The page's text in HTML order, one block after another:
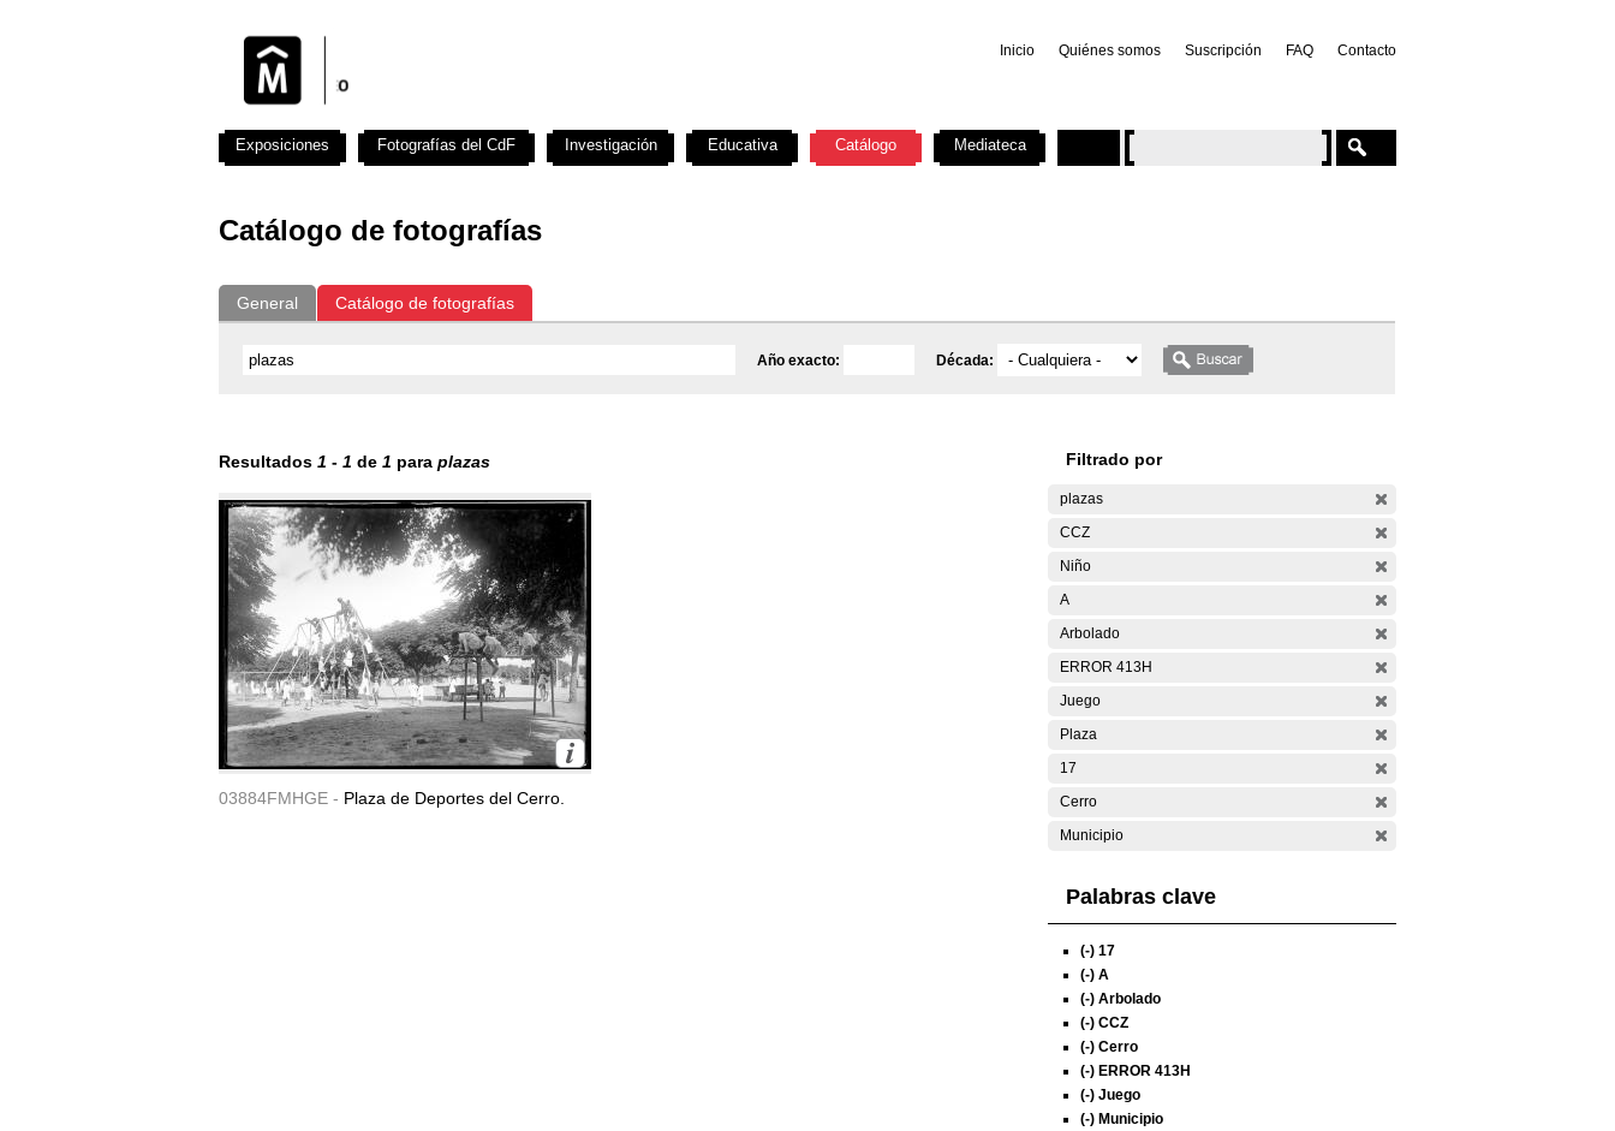
Inicio Quiénes somos Suscripción FAQ Contacto
Catálogo de fotografías
General Catálogo de fotografías
Año exacto: Década:
Resultados 1 - 1 de 1 para plazas
03884FMHGE - Plaza de Deportes del Cerro.
Filtrado por
plazas
CCZ
Niño
A
Arbolado
ERROR 413H
Juego
Plaza
17
Cerro
Municipio
Palabras clave
(-) 17
(-) A
(-) Arbolado
(-) CCZ
(-) Cerro
(-) ERROR 413H
(-) Juego
(-) Municipio
Exposiciones Fotografías del CdF Investigación Educativa Catálogo Mediateca